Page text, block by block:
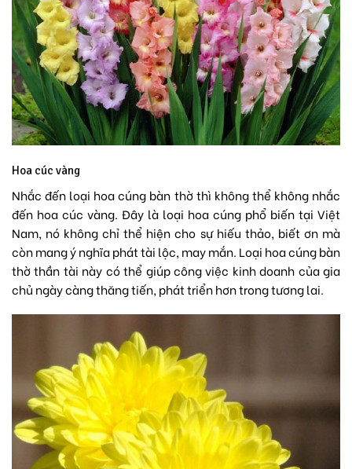
Hoa cúc vàng
Nhắc đến loại hoa cúng bàn thờ thì không thể không nhắc
đến hoa cúc vàng. Đây là loại hoa cúng phổ biến tại Việt
Nam, nó không chỉ thể hiện cho sự hiếu thảo, biết ơn mà
còn mang ý nghĩa phát tài lộc, may mắn. Loại hoa cúng bàn
thờ thần tài này có thể giúp công việc kinh doanh của gia
chủ ngày càng thăng tiến, phát triển hơn trong tương lai.